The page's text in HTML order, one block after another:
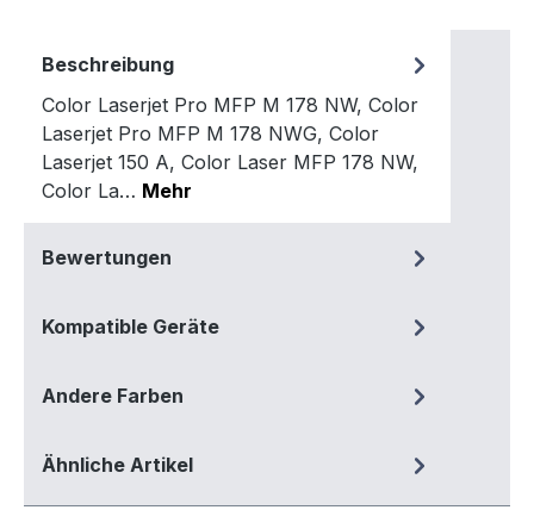
Beschreibung
Color Laserjet Pro MFP M 178 NW, Color
Laserjet Pro MFP M 178 NWG, Color
Laserjet 150 A, Color Laser MFP 178 NW,
Color La… Mehr
Bewertungen
Kompatible Geräte
Andere Farben
Ähnliche Artikel